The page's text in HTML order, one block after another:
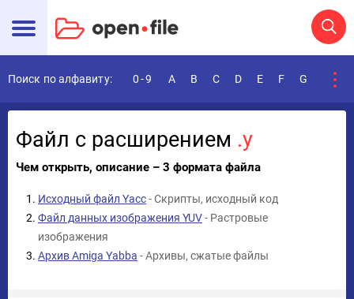
Поиск по алфавиту: 0-9 A B C D E F G
Файл с расширением .y
Чем открыть, описание – 3 формата файла
Исходный файл Yacc- Скрипты, исходный код
Файл данных изображения YUV- Растровые
изображения
Архив Amiga Yabba - Архивы, сжатые файлы